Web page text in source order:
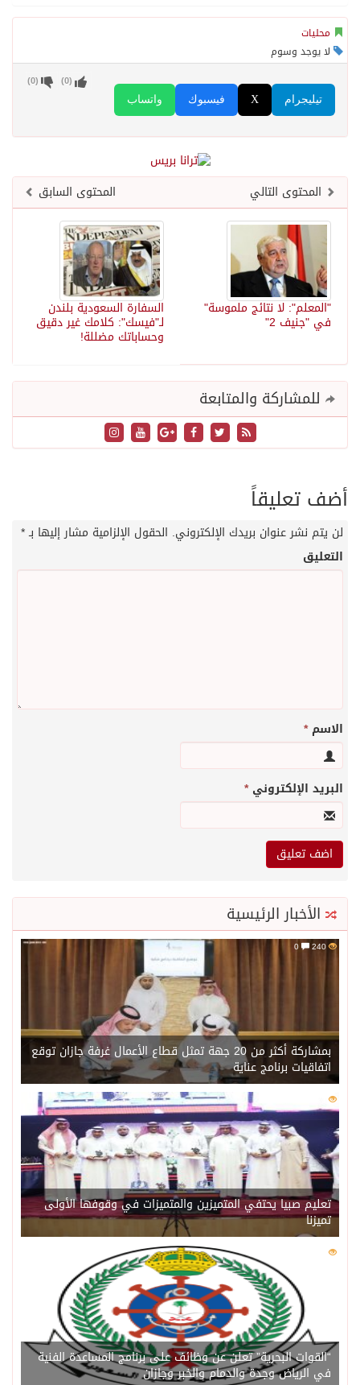
محليات
لا يوجد وسوم
واتساب فيسبوك X تيليجرام
(
0
) (
0
)
المحتوى السابق المحتوى التالي
السفارة السعودية بلندن
لـ"فيسك": كلامك غير دقيق
وحساباتك مضللة!
"المعلم": لا نتائج ملموسة"
في "جنيف 2"
للمشاركة والمتابعة
أضف تعليقاً
لن يتم نشر عنوان بريدك الإلكتروني. الحقول الإلزامية مشار إليها بـ*
التعليق
الاسم*
البريد الإلكتروني*
الأخبار الرئيسية
240
بمشاركة أكثر من 20 جهة تمثل قطاع الأعمال غرفة جازان توقع
اتفاقيات برنامج عناية
221
تعليم صبيا يحتفي المتميزين والمتميزات في وقوفها الأولى
تميزنا
216
“القوات البحرية” تعلن عن وظائف على برنامج المساعدة الفنية
في الرياض وجدة والدمام والخبر وجازان